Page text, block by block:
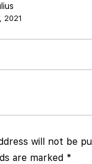
2021
will not be
are marked *